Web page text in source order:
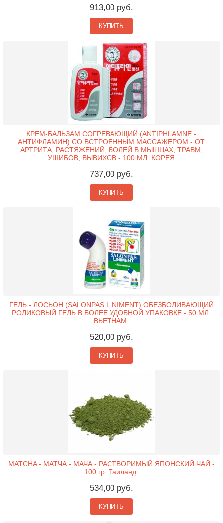
913,00 руб.
КУПИТЬ
КРЕМ-БАЛЬЗАМ СОГРЕВАЮЩИЙ (ANTIPHLAMNE -
АНТИФЛАМИН) СО ВСТРОЕННЫМ МАССАЖЕРОМ - ОТ
АРТРИТА, РАСТЯЖЕНИЙ, БОЛЕЙ В МЫШЦАХ, ТРАВМ,
УШИБОВ, ВЫВИХОВ - 100 МЛ. КОРЕЯ
737,00 руб.
КУПИТЬ
ГЕЛЬ - ЛОСЬОН (SALONPAS LINIMENT) ОБЕЗБОЛИВАЮЩИЙ
РОЛИКОВЫЙ ГЕЛЬ В БОЛЕЕ УДОБНОЙ УПАКОВКЕ - 50 МЛ.
ВЬЕТНАМ.
520,00 руб.
КУПИТЬ
MATCHA - МАТЧА - МАЧА - РАСТВОРИМЫЙ ЯПОНСКИЙ ЧАЙ -
100 гр. Таиланд.
534,00 руб.
КУПИТЬ